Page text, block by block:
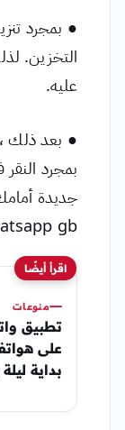
● بمجرد
التخزين.
عليه.
● بعد ذلك
بمجرد
جديدة
gb.
اقرأ أيضًا
منوعات
تطبيق
على
بداية